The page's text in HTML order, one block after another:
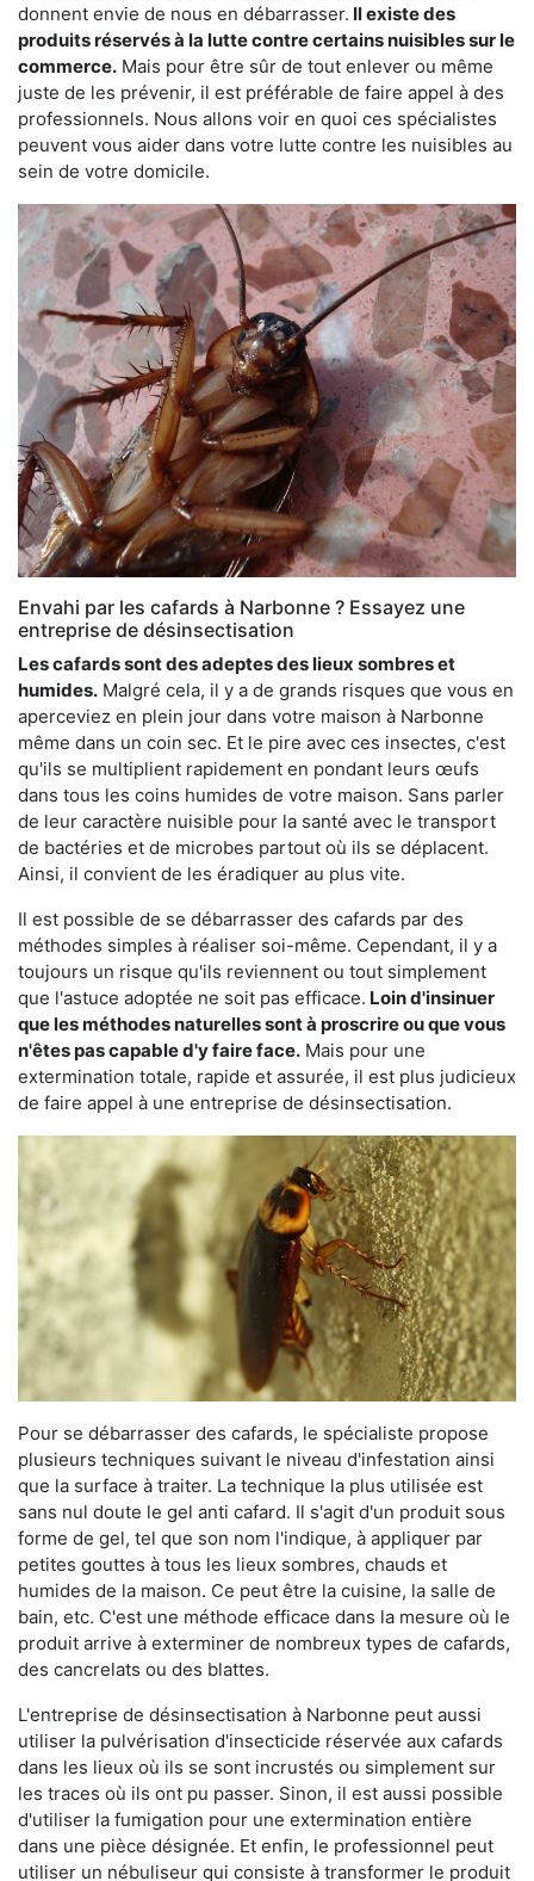
donnent envie de nous en débarrasser. Il existe des
produits réservés à la lutte contre certains nuisibles sur le
commerce. Mais pour être sûr de tout enlever ou même
juste de les prévenir, il est préférable de faire appel à des
professionnels. Nous allons voir en quoi ces spécialistes
peuvent vous aider dans votre lutte contre les nuisibles au
sein de votre domicile.
Envahi par les cafards à Narbonne ? Essayez une
entreprise de désinsectisation
Les cafards sont des adeptes des lieux sombres et
humides. Malgré cela, il y a de grands risques que vous en
aperceviez en plein jour dans votre maison à Narbonne
même dans un coin sec. Et le pire avec ces insectes, c'est
qu'ils se multiplient rapidement en pondant leurs œufs
dans tous les coins humides de votre maison. Sans parler
de leur caractère nuisible pour la santé avec le transport
de bactéries et de microbes partout où ils se déplacent.
Ainsi, il convient de les éradiquer au plus vite.
Il est possible de se débarrasser des cafards par des
méthodes simples à réaliser soi-même. Cependant, il y a
toujours un risque qu'ils reviennent ou tout simplement
que l'astuce adoptée ne soit pas efficace. Loin d'insinuer
que les méthodes naturelles sont à proscrire ou que vous
n'êtes pas capable d'y faire face. Mais pour une
extermination totale, rapide et assurée, il est plus judicieux
de faire appel à une entreprise de désinsectisation.
Pour se débarrasser des cafards, le spécialiste propose
plusieurs techniques suivant le niveau d'infestation ainsi
que la surface à traiter. La technique la plus utilisée est
sans nul doute le gel anti cafard. Il s'agit d'un produit sous
forme de gel, tel que son nom l'indique, à appliquer par
petites gouttes à tous les lieux sombres, chauds et
humides de la maison. Ce peut être la cuisine, la salle de
bain, etc. C'est une méthode efficace dans la mesure où le
produit arrive à exterminer de nombreux types de cafards,
des cancrelats ou des blattes.
L'entreprise de désinsectisation à Narbonne peut aussi
utiliser la pulvérisation d'insecticide réservée aux cafards
dans les lieux où ils se sont incrustés ou simplement sur
les traces où ils ont pu passer. Sinon, il est aussi possible
d'utiliser la fumigation pour une extermination entière
dans une pièce désignée. Et enfin, le professionnel peut
utiliser un nébuliseur qui consiste à transformer le produit